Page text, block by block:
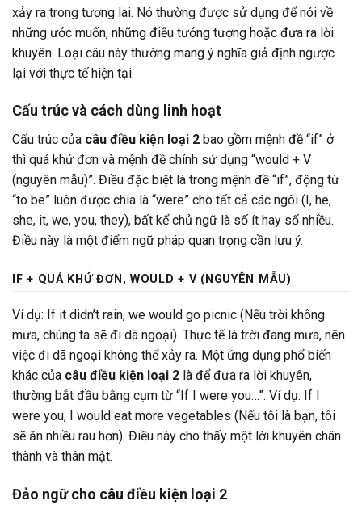
xảy ra trong tương lai. Nó thường được sử dụng để nói về
những ước muốn, những điều tưởng tượng hoặc đưa ra lời
khuyên. Loại câu này thường mang ý nghĩa giả định ngược
lại với thực tế hiện tại.
Cấu trúc và cách dùng linh hoạt
Cấu trúc của câu điều kiện loại 2 bao gồm mệnh đề “if” ở
thì quá khứ đơn và mệnh đề chính sử dụng “would + V
(nguyên mẫu)”. Điều đặc biệt là trong mệnh đề “if”, động từ
“to be” luôn được chia là “were” cho tất cả các ngôi (I, he,
she, it, we, you, they), bất kể chủ ngữ là số ít hay số nhiều.
Điều này là một điểm ngữ pháp quan trọng cần lưu ý.
IF + QUÁ KHỨ ĐƠN, WOULD + V (NGUYÊN MẪU)
Ví dụ: If it didn’t rain, we would go picnic (Nếu trời không
mưa, chúng ta sẽ đi dã ngoại). Thực tế là trời đang mưa, nên
việc đi dã ngoại không thể xảy ra. Một ứng dụng phổ biến
khác của câu điều kiện loại 2 là để đưa ra lời khuyên,
thường bắt đầu bằng cụm từ “If I were you…”. Ví dụ: If I
were you, I would eat more vegetables (Nếu tôi là bạn, tôi
sẽ ăn nhiều rau hơn). Điều này cho thấy một lời khuyên chân
thành và thân mật.
Đảo ngữ cho câu điều kiện loại 2